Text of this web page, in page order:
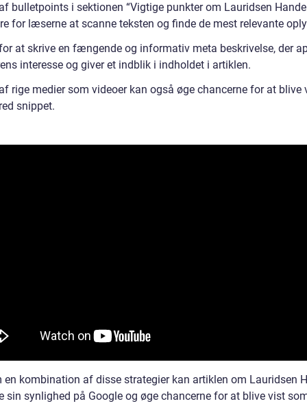
bulletpoints i sektionen “Vigtige punkter om Lauridsen
for læserne at scanne teksten og finde de mest relevante
at skrive en fængende og informativ meta beskrivelse, der
interesse og giver et indblik i indholdet i artiklen.
rige medier som videoer kan også øge chancerne for at blive
snippet.
en kombination af disse strategier kan artiklen om Lauridsen
sin synlighed på Google og øge chancerne for at blive vist